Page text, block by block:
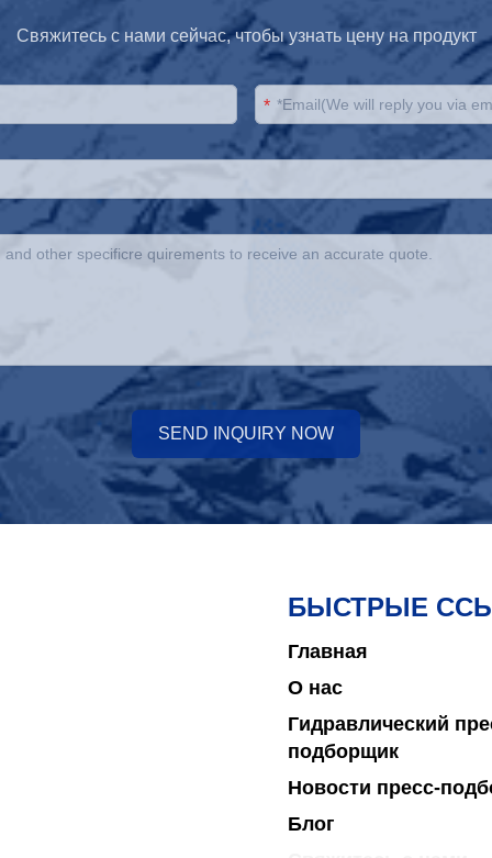
Свяжитесь с нами сейчас, чтобы узнать цену на продукт
*
SEND INQUIRY NOW
БЫСТРЫЕ
Главная
О нас
Гидравлический
подборщик
Новости пресс-
Блог